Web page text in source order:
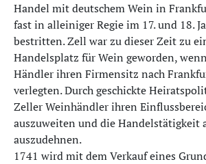
Handel mit deutschem Wein in
fast in alleiniger Regie im 17. und 18.
bestritten. Zell war zu dieser Zeit zu
Handelsplatz für Wein geworden,
Händler ihren Firmensitz nach
verlegten. Durch geschickte
Zeller Weinhändler ihren
auszuweiten und die Handelstätigkeit
auszudehnen.
1741 wird mit dem Verkauf eines